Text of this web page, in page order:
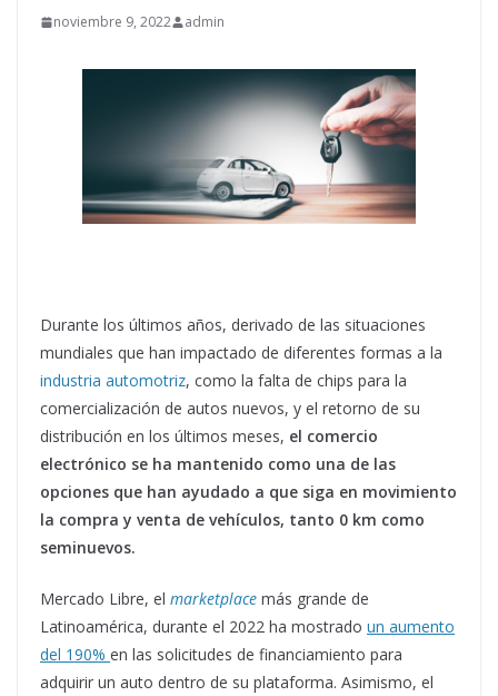
noviembre 9, 2022 admin
Durante los últimos años, derivado de las situaciones
mundiales que han impactado de diferentes formas a la
industria automotriz, como la falta de chips para la
comercialización de autos nuevos, y el retorno de su
distribución en los últimos meses, el comercio
electrónico se ha mantenido como una de las
opciones que han ayudado a que siga en movimiento
la compra y venta de vehículos, tanto 0 km como
seminuevos.
Mercado Libre, el marketplace más grande de
Latinoamérica, durante el 2022 ha mostrado un aumento
del 190% en las solicitudes de financiamiento para
adquirir un auto dentro de su plataforma. Asimismo, el